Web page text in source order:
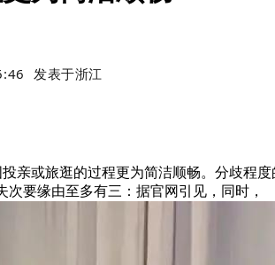
发表于浙江
或旅逛的过程更为简洁顺畅。分歧程度
要缘由至多有三：据官网引见，同时，